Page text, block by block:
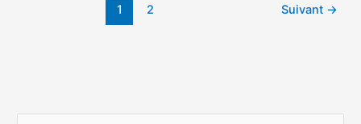
1 2 Suivant →